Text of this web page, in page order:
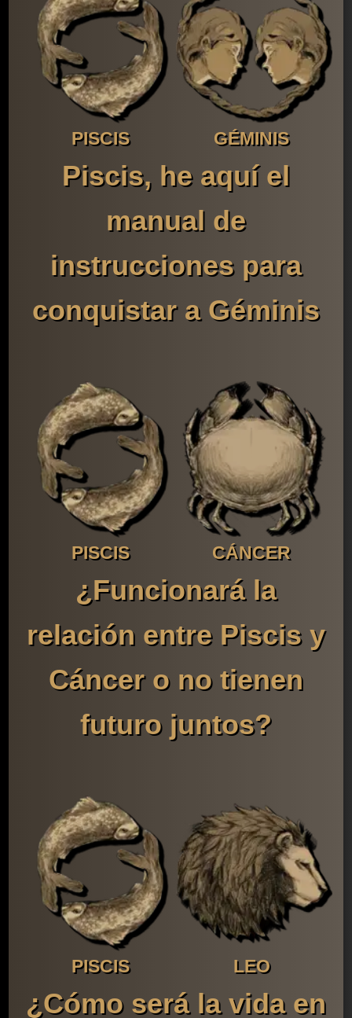
PISCIS GÉMINIS
Piscis, he aquí el
manual de
instrucciones para
conquistar a Géminis
PISCIS CÁNCER
¿Funcionará la
relación entre Piscis y
Cáncer o no tienen
futuro juntos?
PISCIS LEO
¿Cómo será la vida en